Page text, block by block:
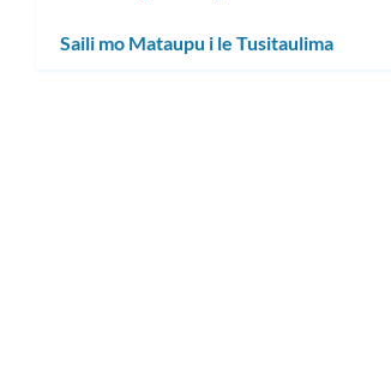
Saili mo Mataupu i le Tusitaulima